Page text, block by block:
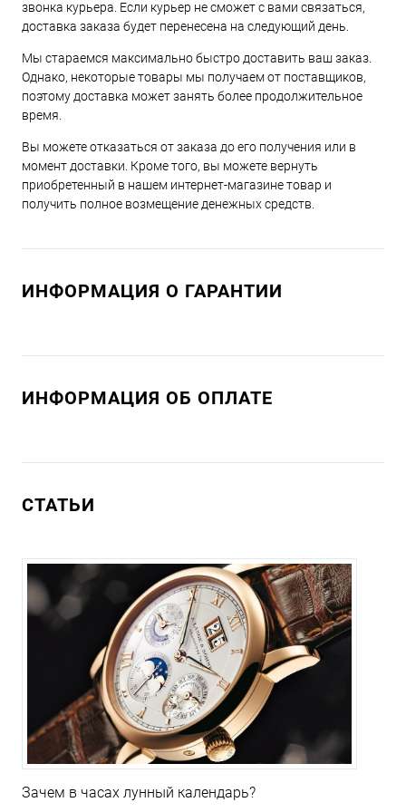
звонка курьера. Если курьер не сможет с вами связаться,
доставка заказа будет перенесена на следующий день.
Мы стараемся максимально быстро доставить ваш заказ.
Однако, некоторые товары мы получаем от поставщиков,
поэтому доставка может занять более продолжительное
время.
Вы можете отказаться от заказа до его получения или в
момент доставки. Кроме того, вы можете вернуть
приобретенный в нашем интернет-магазине товар и
получить полное возмещение денежных средств.
ИНФОРМАЦИЯ О ГАРАНТИИ
ИНФОРМАЦИЯ ОБ ОПЛАТЕ
СТАТЬИ
Зачем в часах лунный календарь?